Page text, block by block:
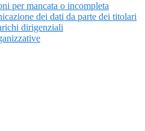
per mancata o incompleta
dei dati da parte dei titolari
dirigenziali